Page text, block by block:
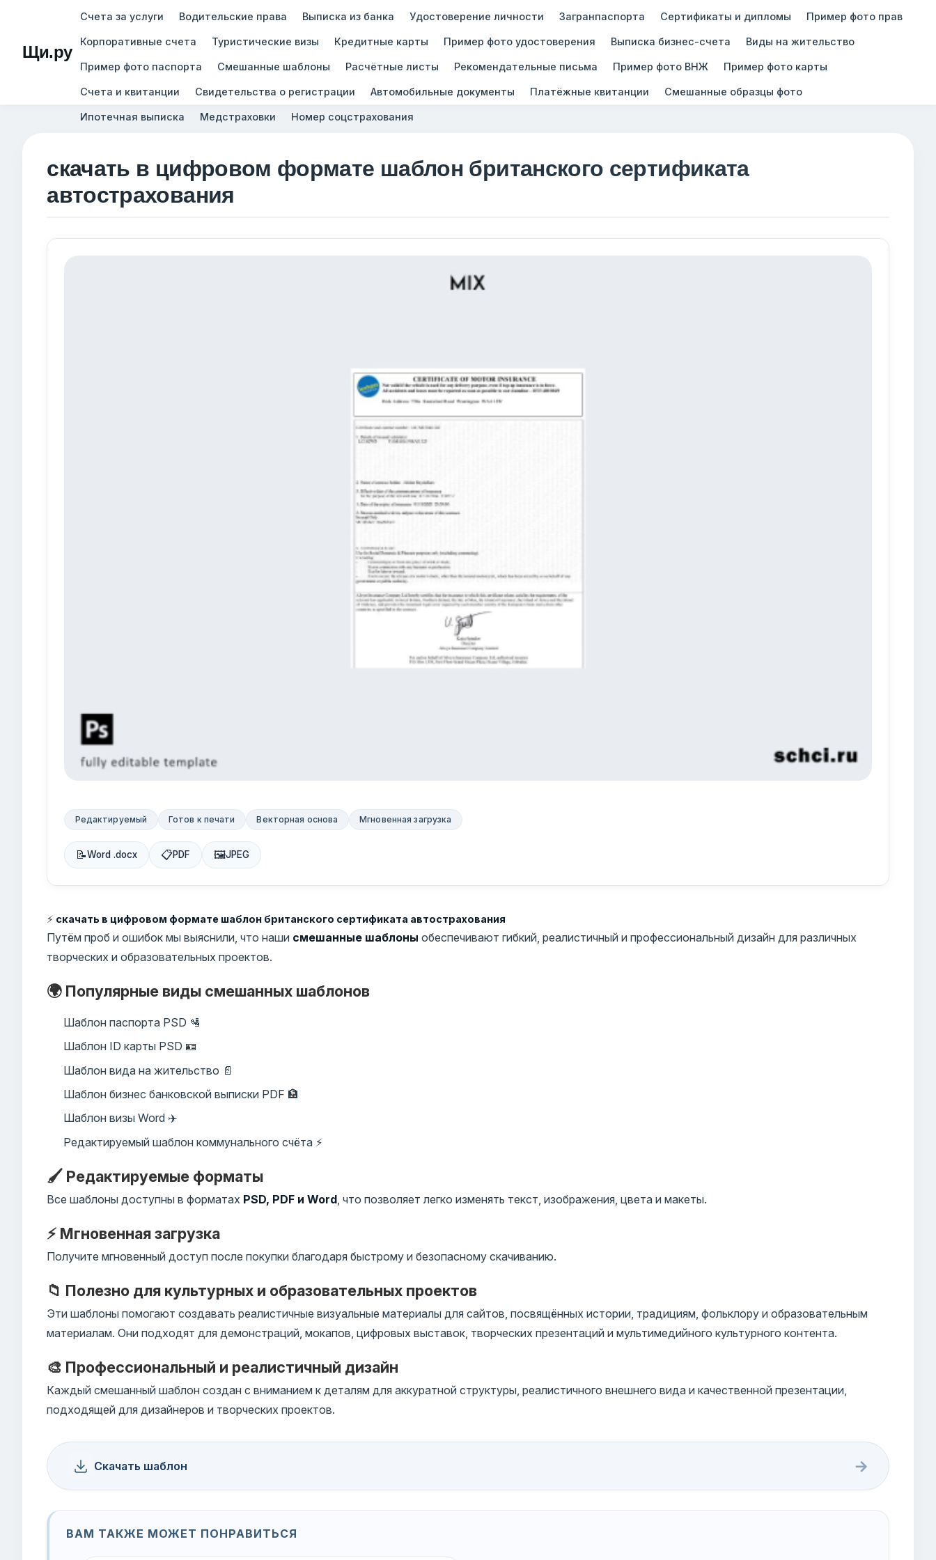
Щи.ру
Счета за услуги Водительские права Выписка из банка Удостоверение личности Загранпаспорта Сертификаты и дипломы Пример фото прав
Корпоративные счета Туристические визы Кредитные карты Пример фото удостоверения Выписка бизнес-счета Виды на жительство
Пример фото паспорта Смешанные шаблоны Расчётные листы Рекомендательные письма Пример фото ВНЖ Пример фото карты
Счета и квитанции Свидетельства о регистрации Автомобильные документы Платёжные квитанции Смешанные образцы фото
Ипотечная выписка Медстраховки Номер соцстрахования
скачать в цифровом формате шаблон британского сертификата
автострахования
Редактируемый Готов к печати Векторная основа Мгновенная загрузка
📝Word .docx 📋PDF 🖼JPEG
⚡ скачать в цифровом формате шаблон британского сертификата автострахования
Путём проб и ошибок мы выяснили, что наши смешанные шаблоны обеспечивают гибкий, реалистичный и профессиональный дизайн для различных
творческих и образовательных проектов.
🌍 Популярные виды смешанных шаблонов
Шаблон паспорта PSD 🛂
Шаблон ID карты PSD 🪪
Шаблон вида на жительство 📄
Шаблон бизнес банковской выписки PDF 🏦
Шаблон визы Word ✈️
Редактируемый шаблон коммунального счёта ⚡
🖌️ Редактируемые форматы
Все шаблоны доступны в форматах PSD, PDF и Word , что позволяет легко изменять текст, изображения, цвета и макеты.
⚡ Мгновенная загрузка
Получите мгновенный доступ после покупки благодаря быстрому и безопасному скачиванию.
📁 Полезно для культурных и образовательных проектов
Эти шаблоны помогают создавать реалистичные визуальные материалы для сайтов, посвящённых истории, традициям, фольклору и образовательным
материалам. Они подходят для демонстраций, мокапов, цифровых выставок, творческих презентаций и мультимедийного культурного контента.
🎨 Профессиональный и реалистичный дизайн
Каждый смешанный шаблон создан с вниманием к деталям для аккуратной структуры, реалистичного внешнего вида и качественной презентации,
подходящей для дизайнеров и творческих проектов.
Скачать шаблон →
ВАМ ТАКЖЕ МОЖЕТ ПОНРАВИТЬСЯ